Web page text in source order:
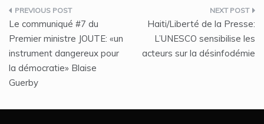
Navigation
de
l’article
Le communiqué #7 du
Premier ministre JOUTE: «un
instrument dangereux pour
la démocratie» Blaise
Guerby
Haiti/Liberté de la Presse:
L’UNESCO sensibilise les
acteurs sur la désinfodémie